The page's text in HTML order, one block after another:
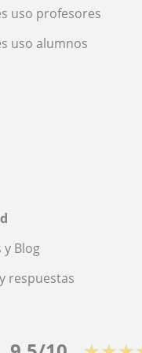
uso profesores
uso alumnos
y Blog
respuestas